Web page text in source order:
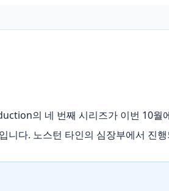
의 네 번째 시리즈가 이번 10월
다. 노스턴 타인의 심장부에서 진